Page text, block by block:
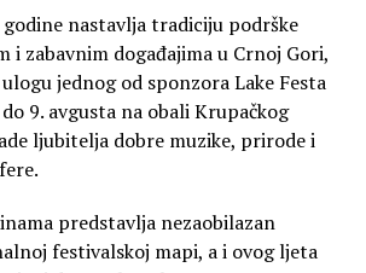
u posljednjoj sezoni, u kojoj sam
u karijeri, prošao sam kroz
Nisam želio da sav trud, iskustvo i
gradio jednostavno nestanu.
i dalje fizički i psihički spreman za
za HYROX je došla kao prava prilika
i pokažem u najboljem
nastavlja tradiciju podrške
i zabavnim događajima u Crnoj Gori,
jednog od sponzora Lake Festa
9. avgusta na obali Krupačkog
ljubitelja dobre muzike, prirode i
predstavlja nezaobilazan
festivalskoj mapi, a i ovog ljeta